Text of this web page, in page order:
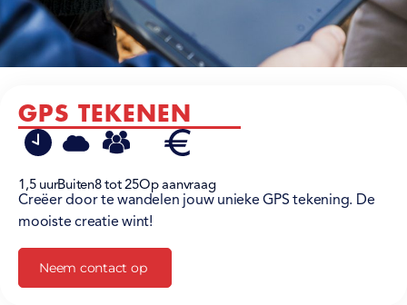
GPS TEKENEN
1,5 uurBuiten8 tot 25Op aanvraag
Creëer door te wandelen jouw unieke GPS tekening. De
mooiste creatie wint!
Neem contact op